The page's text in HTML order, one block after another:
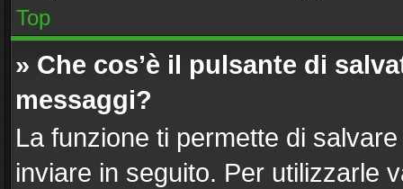
Top
» Che cos’è il pulsante di
messaggi?
La funzione ti permette di
inviare in seguito. Per utilizzarle